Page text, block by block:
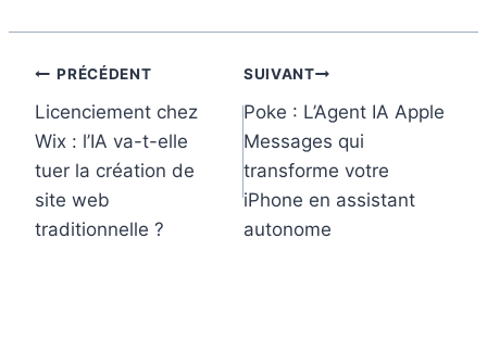
k
s
t
n
Navigation
de
l’article
PRÉCÉDENT
Licenciement chez
Wix : l’IA va-t-elle
tuer la création de
site web
traditionnelle ?
SUIVANT
Poke : L’Agent IA Apple
Messages qui
transforme votre
iPhone en assistant
autonome